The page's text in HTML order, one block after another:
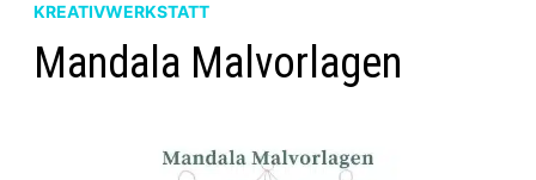
KREATIVWERKSTATT
Mandala Malvorlagen